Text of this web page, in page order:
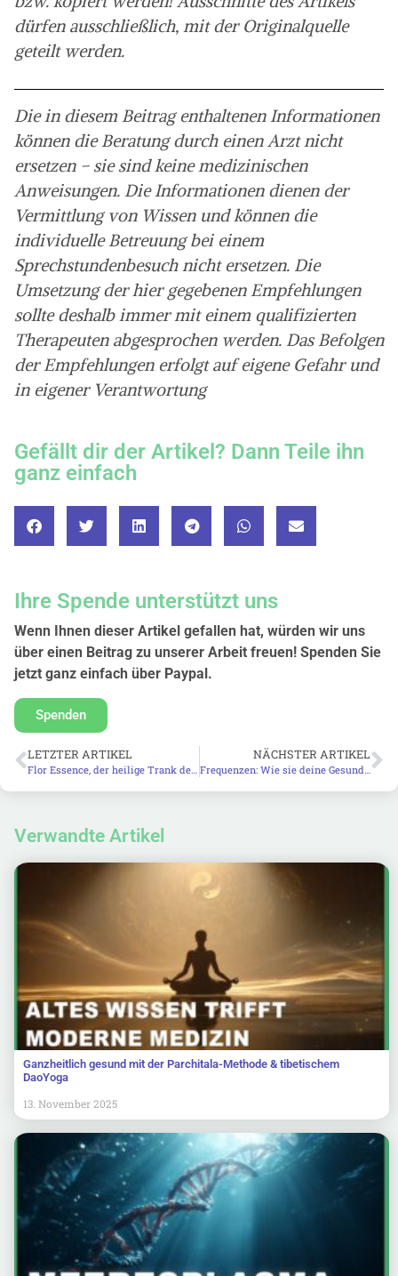
dürfen ausschließlich, mit der Originalquelle
geteilt werden.
Die in diesem Beitrag enthaltenen Informationen
können die Beratung durch einen Arzt nicht
ersetzen – sie sind keine medizinischen
Anweisungen. Die Informationen dienen der
Vermittlung von Wissen und können die
individuelle Betreuung bei einem
Sprechstundenbesuch nicht ersetzen. Die
Umsetzung der hier gegebenen Empfehlungen
sollte deshalb immer mit einem qualifizierten
Therapeuten abgesprochen werden. Das Befolgen
der Empfehlungen erfolgt auf eigene Gefahr und
in eigener Verantwortung
Gefällt dir der Artikel? Dann Teile ihn
ganz einfach
Ihre Spende unterstützt uns
Wenn Ihnen dieser Artikel gefallen hat, würden wir uns
über einen Beitrag zu unserer Arbeit freuen! Spenden Sie
jetzt ganz einfach über Paypal.
Spenden
LETZTER ARTIKEL NÄCHSTER ARTIKEL
Verwandte Artikel
Ganzheitlich gesund mit der Parchitala-Methode & tibetischem
DaoYoga
13. November 2025